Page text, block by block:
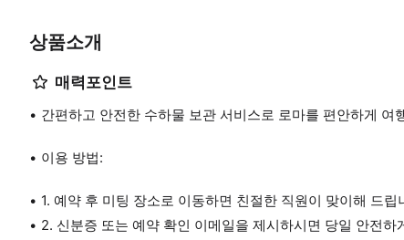
상품소개
매력포인트
간편하고 안전한 수하물 보관 서비스로 로마를 편안하게 여
이용 방법:
1. 예약 후 미팅 장소로 이동하면 친절한 직원이 맞이해 드립
2. 신분증 또는 예약 확인 이메일을 제시하시면 당일 안전하